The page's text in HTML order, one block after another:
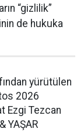
“gizlilik”
de hukuka
yürütülen
2026
Ezgi Tezcan
YAŞAR